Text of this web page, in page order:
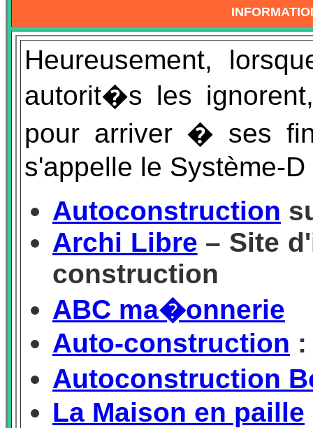
Heureusement,
autorit�s les
pour arriver � ses
s'appelle le Système-D
Autoconstruction
Archi Libre – Site
construction
ABC ma�onnerie
Auto-construction
Autoconstruction
La Maison en paille